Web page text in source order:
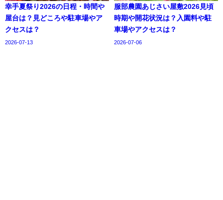
幸手夏祭り2026の日程・時間や
屋台は？見どころや駐車場やア
クセスは？
2026-07-13
服部農園あじさい屋敷2026見頃
時期や開花状況は？入園料や駐
車場やアクセスは？
2026-07-06